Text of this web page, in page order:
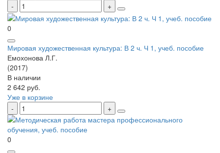
0
Мировая художественная культура: В 2 ч. Ч 1, учеб. пособие
Емохонова Л.Г.
(2017)
В наличии
2 642 руб.
Уже в корзине
0